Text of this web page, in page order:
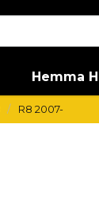
Hemma
R8 2007-